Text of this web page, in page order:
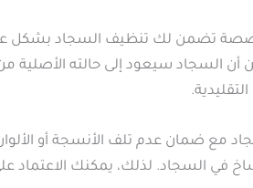
تضمن لك تنظيف السجاد بشكل
أن السجاد سيعود إلى حالته
مع ضمان عدم تلف الأنسجة أو
في السجاد. لذلك، يمكنك